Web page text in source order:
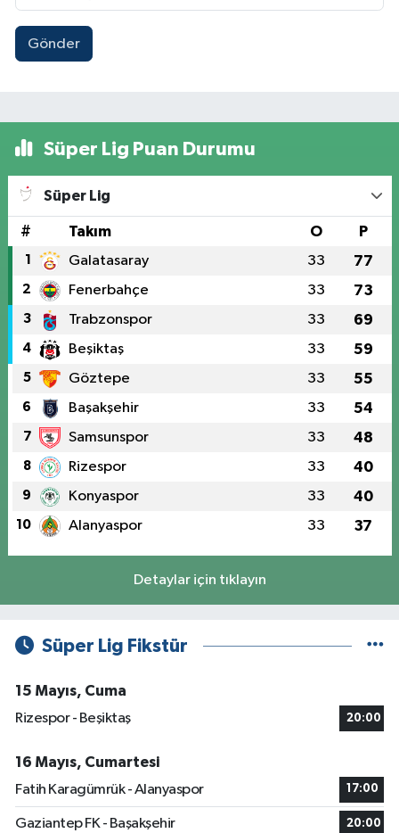
Gönder
Süper Lig Puan Durumu
Süper Lig
# Takım O P
1 Galatasaray 33 77
2 Fenerbahçe 33 73
3 Trabzonspor 33 69
4 Beşiktaş 33 59
5 Göztepe 33 55
6 Başakşehir 33 54
7 Samsunspor 33 48
8 Rizespor 33 40
9 Konyaspor 33 40
10 Alanyaspor 33 37
Detaylar için tıklayın
Süper Lig Fikstür
15 Mayıs, Cuma
Rizespor - Beşiktaş
20:00
16 Mayıs, Cumartesi
Fatih Karagümrük - Alanyaspor
17:00
Gaziantep FK - Başakşehir 20:00